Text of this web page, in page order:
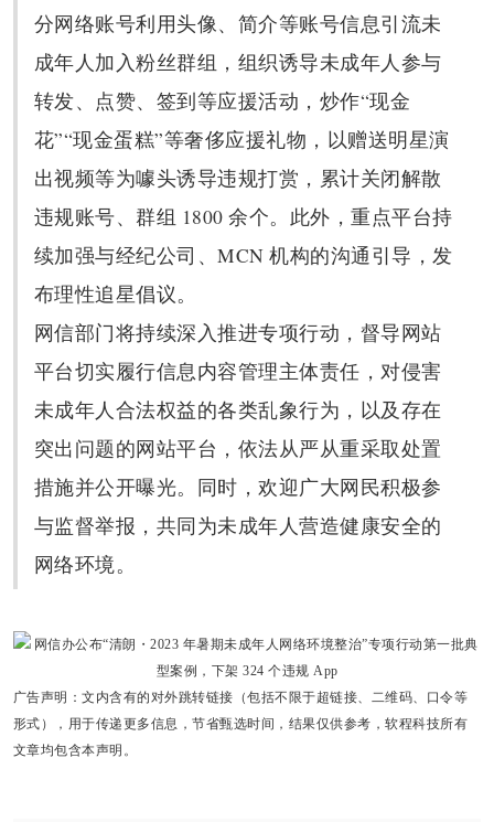
分网络账号利用头像、简介等账号信息引流未
成年人加入粉丝群组，组织诱导未成年人参与
转发、点赞、签到等应援活动，炒作“现金
花”“现金蛋糕”等奢侈应援礼物，以赠送明星演
出视频等为噱头诱导违规打赏，累计关闭解散
违规账号、群组 1800 余个。此外，重点平台持
续加强与经纪公司、MCN 机构的沟通引导，发
布理性追星倡议。
网信部门将持续深入推进专项行动，督导网站
平台切实履行信息内容管理主体责任，对侵害
未成年人合法权益的各类乱象行为，以及存在
突出问题的网站平台，依法从严从重采取处置
措施并公开曝光。同时，欢迎广大网民积极参
与监督举报，共同为未成年人营造健康安全的
网络环境。
广告声明：文内含有的对外跳转链接（包括不限于超链接、二维码、口令等
形式），用于传递更多信息，节省甄选时间，结果仅供参考，软程科技所有
文章均包含本声明。